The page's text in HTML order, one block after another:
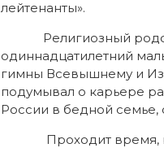
Религиозный
одиннадцатилетний
гимны Всевышнему и
подумывал о карьере
России в бедной семье,
Проходит время, и